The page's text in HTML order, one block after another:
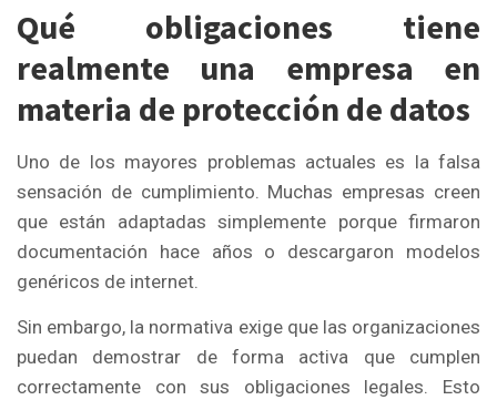
Qué obligaciones tiene
realmente una empresa en
materia de protección de datos
Uno de los mayores problemas actuales es la falsa
sensación de cumplimiento. Muchas empresas creen
que están adaptadas simplemente porque firmaron
documentación hace años o descargaron modelos
genéricos de internet.
Sin embargo, la normativa exige que las organizaciones
puedan demostrar de forma activa que cumplen
correctamente con sus obligaciones legales. Esto